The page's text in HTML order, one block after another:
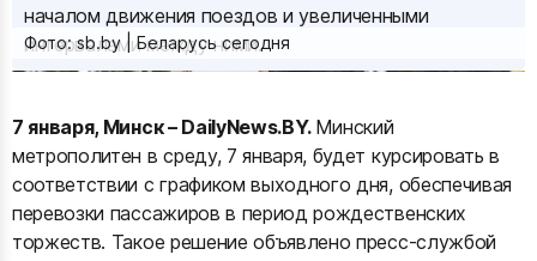
началом движения поездов и увеличенными
интервалами между ними.
Фото: sb.by | Беларусь сегодня
7 января, Минск – DailyNews.BY. Минский
метрополитен в среду, 7 января, будет курсировать в
соответствии с графиком выходного дня, обеспечивая
перевозки пассажиров в период рождественских
торжеств. Такое решение объявлено пресс-службой